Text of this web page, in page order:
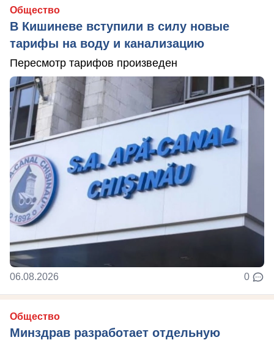
Общество
В Кишиневе вступили в силу новые
тарифы на воду и канализацию
Пересмотр тарифов произведен
06.08.2026 0
Общество
Минздрав разработает отдельную